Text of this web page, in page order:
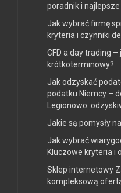
poradnik i
Jak wybrać firmę
kryteria i czynniki
CFD a day trading
krótkoterminowy?
Jak odzyskać
podatku Niemcy –
Legionowo.
Jakie są pomysły
Jak wybrać
Kluczowe kryteria i
Sklep internetowy
kompleksową